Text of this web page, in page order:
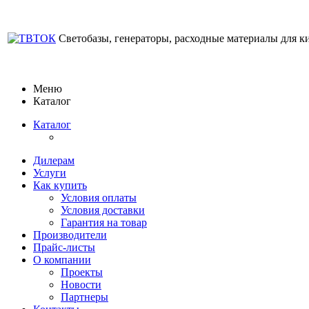
Светобазы, генераторы, расходные материалы для
Меню
Каталог
Каталог
Дилерам
Услуги
Как купить
Условия оплаты
Условия доставки
Гарантия на товар
Производители
Прайс-листы
О компании
Проекты
Новости
Партнеры